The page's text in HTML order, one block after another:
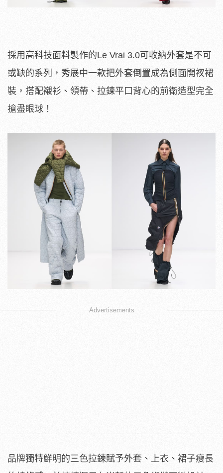
或缺的系列，秀展中一款把外套倒置成為側面開衩裙
裝，搭配襯衫、領帶、拉鍊平口背心的前衛造型完全
搶盡眼球！
品牌獨特鮮明的三色拉鍊賦予外套、上衣、裙子瘦長
的線條感，並持續運用在嶄新的三角絎縫面料設計